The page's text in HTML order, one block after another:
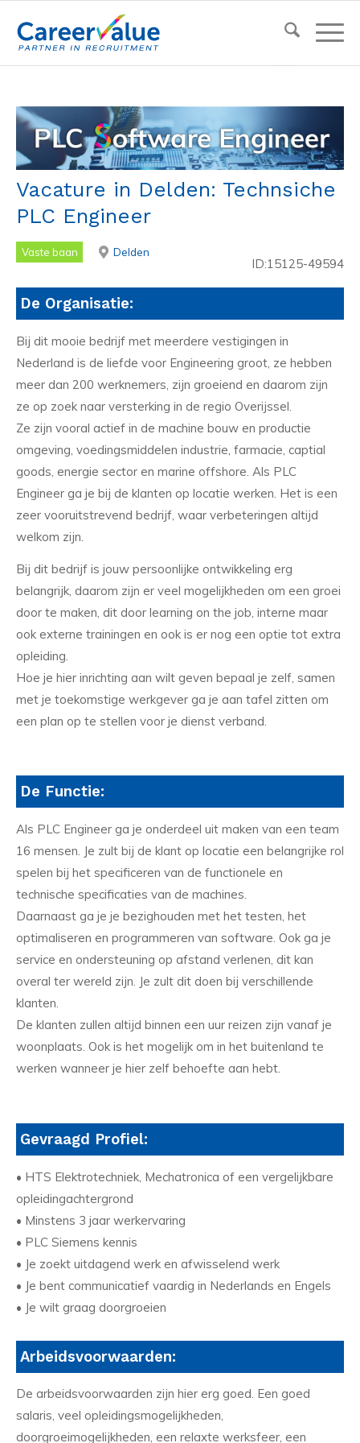
Vacature in Delden: Technsiche
PLC Engineer
Vaste baan Delden
ID:15125-49594
De Organisatie:
Bij dit mooie bedrijf met meerdere vestigingen in
Nederland is de liefde voor Engineering groot, ze hebben
meer dan 200 werknemers, zijn groeiend en daarom zijn
ze op zoek naar versterking in de regio Overijssel.
Ze zijn vooral actief in de machine bouw en productie
omgeving, voedingsmiddelen industrie, farmacie, captial
goods, energie sector en marine offshore. Als PLC
Engineer ga je bij de klanten op locatie werken. Het is een
zeer vooruitstrevend bedrijf, waar verbeteringen altijd
welkom zijn.
Bij dit bedrijf is jouw persoonlijke ontwikkeling erg
belangrijk, daarom zijn er veel mogelijkheden om een groei
door te maken, dit door learning on the job, interne maar
ook externe trainingen en ook is er nog een optie tot extra
opleiding.
Hoe je hier inrichting aan wilt geven bepaal je zelf, samen
met je toekomstige werkgever ga je aan tafel zitten om
een plan op te stellen voor je dienst verband.
De Functie:
Als PLC Engineer ga je onderdeel uit maken van een team
16 mensen. Je zult bij de klant op locatie een belangrijke rol
spelen bij het specificeren van de functionele en
technische specificaties van de machines.
Daarnaast ga je je bezighouden met het testen, het
optimaliseren en programmeren van software. Ook ga je
service en ondersteuning op afstand verlenen, dit kan
overal ter wereld zijn. Je zult dit doen bij verschillende
klanten.
De klanten zullen altijd binnen een uur reizen zijn vanaf je
woonplaats. Ook is het mogelijk om in het buitenland te
werken wanneer je hier zelf behoefte aan hebt.
Gevraagd Profiel:
• HTS Elektrotechniek, Mechatronica of een vergelijkbare
opleidingachtergrond
• Minstens 3 jaar werkervaring
• PLC Siemens kennis
• Je zoekt uitdagend werk en afwisselend werk
• Je bent communicatief vaardig in Nederlands en Engels
• Je wilt graag doorgroeien
Arbeidsvoorwaarden:
De arbeidsvoorwaarden zijn hier erg goed. Een goed
salaris, veel opleidingsmogelijkheden,
doorgroeimogelijkheden, een relaxte werksfeer, een